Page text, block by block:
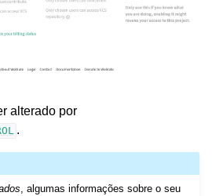
alterado por
.
, algumas informações sobre o seu